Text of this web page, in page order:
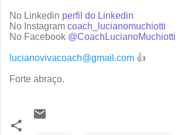
No Linkedin perfil do Linkedin
No Instagram coach_lucianomuchiotti
No Facebook @CoachLucianoMuchiotti
lucianovivacoach@gmail.com 👍
Forte abraço.